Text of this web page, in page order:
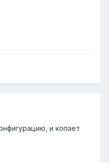
и копает